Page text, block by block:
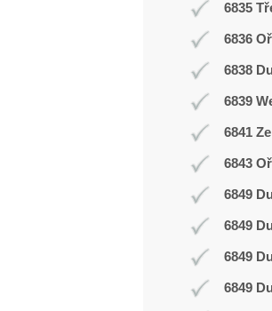
6835
6836
6838
6839
6841
6843
6849
6849
6849
6849